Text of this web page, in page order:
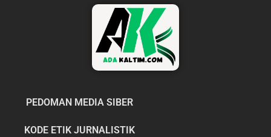
PEDOMAN MEDIA SIBER
KODE ETIK JURNALISTIK